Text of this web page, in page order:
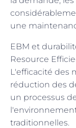
une
EBM et
Resource
L'efficacité des
réduction des
un processus
traditionnelles.